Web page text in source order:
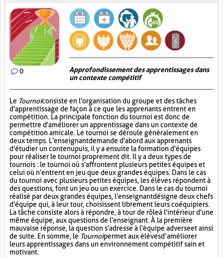
0
Approfondissement des apprentissages dans
un contexte compétitif
Le Tournoiconsiste en l'organisation du groupe et des tâches
d'apprentissage de façon à ce que les apprenants entrent en
compétition. La principale fonction du tournoi est donc de
permettre d'améliorer un apprentissage dans un contexte de
compétition amicale. Le tournoi se déroule généralement en
deux temps. L'enseignant demande d'abord aux apprenants
d'étudier un contenu puis, il y a ensuite la formation d'équipes
pour réaliser le tournoi proprement dit. Il y a deux types de
tournois : le tournoi où s'affrontent plusieurs petites équipes et
celui où n'entrent en jeu que deux grandes équipes. Dans le cas
du tournoi avec plusieurs petites équipes, les élèves répondent à
des questions, font un jeu ou un exercice. Dans le cas du tournoi
réalisé par deux grandes équipes, l'enseignant désigne deux chefs
d'équipe qui, à leur tour, choisissent librement leurs coéquipiers.
La tâche consiste alors à répondre, à tour de rôle à l'intérieur d'une
même équipe, aux questions de l'enseignant. À la première
mauvaise réponse, la question s'adresse à l'équipe adverse et ainsi
de suite. En somme, le Tournoipermet aux élèves d’améliorer
leurs apprentissages dans un environnement compétitif sain et
motivant.